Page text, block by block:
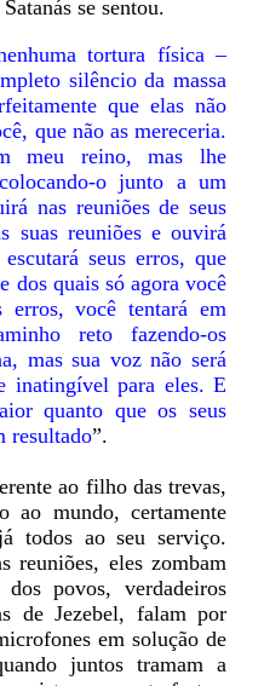
se sentou.
tortura física –
silêncio da massa
que elas não
que não as mereceria.
meu reino, mas lhe
o junto a um
nas reuniões de seus
suas reuniões e ouvirá
seus erros, que
dos quais só agora você
erros, você tentará em
reto fazendo-os
mas sua voz não será
inatingível para eles. E
quanto que os seus
resultado”.
ao filho das trevas,
ao mundo, certamente
todos ao seu serviço.
reuniões, eles zombam
povos, verdadeiros
de Jezebel, falam por
em solução de
juntos tramam a